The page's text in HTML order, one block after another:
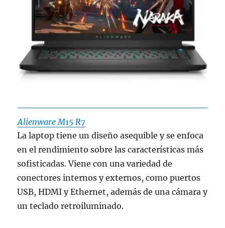
Alienware M15 R7
La laptop tiene un diseño asequible y se enfoca
en el rendimiento sobre las características más
sofisticadas. Viene con una variedad de
conectores internos y externos, como puertos
USB, HDMI y Ethernet, además de una cámara y
un teclado retroiluminado.